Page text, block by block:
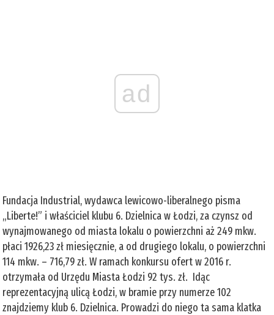
ad
Fundacja Industrial, wydawca lewicowo-liberalnego pisma
„Liberte!” i właściciel klubu 6. Dzielnica w Łodzi, za czynsz od
wynajmowanego od miasta lokalu o powierzchni aż 249 mkw.
płaci 1926,23 zł miesięcznie, a od drugiego lokalu, o powierzchni
114 mkw. – 716,79 zł. W ramach konkursu ofert w 2016 r.
otrzymała od Urzędu Miasta Łodzi 92 tys. zł. Idąc
reprezentacyjną ulicą Łodzi, w bramie przy numerze 102
znajdziemy klub 6. Dzielnica. Prowadzi do niego ta sama klatka